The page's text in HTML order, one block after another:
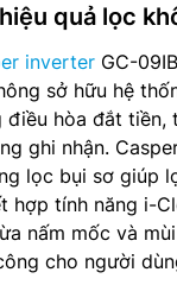
quả lọc
inverter GC-
sở hữu hệ
hòa đắt tiền,
ghi nhận.
lọc bụi sơ giúp
hợp tính năng i-
nấm mốc và
cho người